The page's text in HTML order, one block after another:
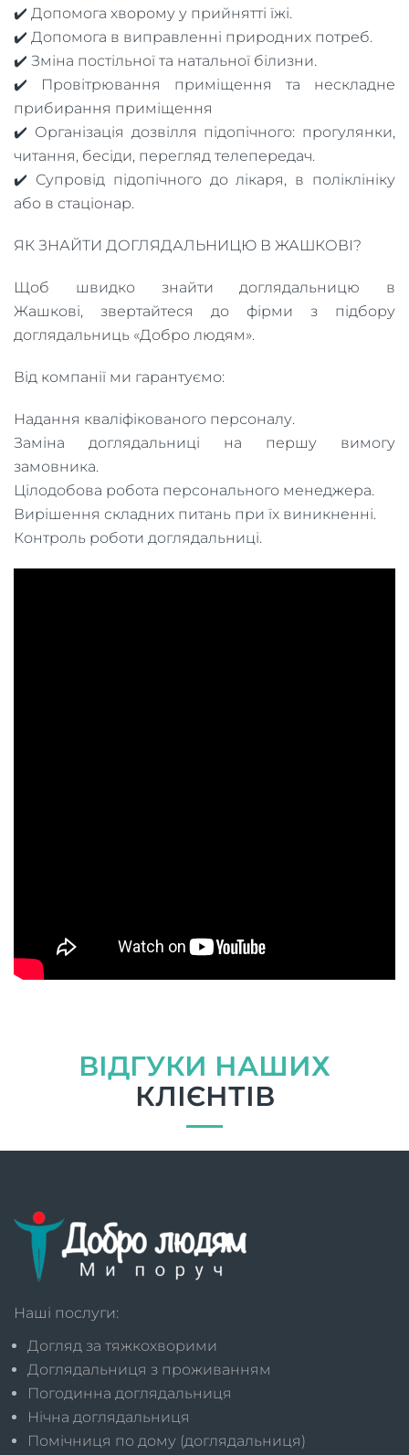
✔️ Допомога хворому у прийнятті їжі.
✔️ Допомога в виправленні природних потреб.
✔️ Зміна постільної та натальної білизни.
✔️ Провітрювання приміщення та нескладне
прибирання приміщення
✔️ Організація дозвілля підопічного: прогулянки,
читання, бесіди, перегляд телепередач.
✔️ Супровід підопічного до лікаря, в поліклініку
або в стаціонар.
ЯК ЗНАЙТИ ДОГЛЯДАЛЬНИЦЮ В ЖАШКОВІ?
Щоб швидко знайти доглядальницю в
Жашкові, звертайтеся до фірми з підбору
доглядальниць «Добро людям».
Від компанії ми гарантуємо:
Надання кваліфікованого персоналу.
Заміна доглядальниці на першу вимогу
замовника.
Цілодобова робота персонального менеджера.
Вирішення складних питань при їх виникненні.
Контроль роботи доглядальниці.
ВІДГУКИ НАШИХ
КЛІЄНТІВ
Наші послуги:
Догляд за тяжкохворими
Доглядальниця з проживанням
Погодинна доглядальниця
Нічна доглядальниця
Помічниця по дому (доглядальниця)